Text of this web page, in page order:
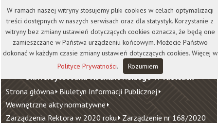
Kontakt Biblioteka
Wydawnictwo
Wirtualna Uczelnia
Uniwersytet Jana Kochanowskiego w Kielcach
Strona główna Biuletyn Informacji Publicznej
Wewnętrzne akty normatywne
Zarządzenia Rektora w 2020 roku Zarządzenie nr 168/2020
W ramach naszej witryny stosujemy pliki cookies w celach optymalizacji
treści dostępnych w naszych serwisach oraz dla statystyk. Korzystanie z
witryny bez zmiany ustawień dotyczących cookies oznacza, że będą one
zamieszczane w Państwa urządzeniu końcowym. Możecie Państwo
dokonać w każdym czasie zmiany ustawień dotyczących cookies. Więcej w
Polityce Prywatności. Rozumiem